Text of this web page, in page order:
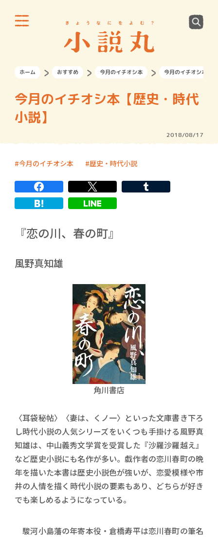
ホーム おすすめ 今月のイチオシ本 今月のイチオシ本【
今月のイチオシ本【歴史・時代
小説】
2018/08/17
今月のイチオシ本 歴史・時代小説
『恋の川、春の町』
風野真知雄
角川書店
〈耳袋秘帖〉〈妻は、くノ一〉といった文庫書き下ろ
し時代小説の人気シリーズをいくつも手掛ける風野真
知雄は、中山義秀文学賞を受賞した『沙羅沙羅越え』
など歴史小説にも名作が多い。戯作者の恋川春町の晩
年を描いた本書は歴史小説色が強いが、恋愛模様や市
井の人情を描く時代小説の要素もあり、どちらが好き
でも楽しめるようになっている。
駿河小島藩の年寄本役・倉橋寿平は恋川春町の筆名